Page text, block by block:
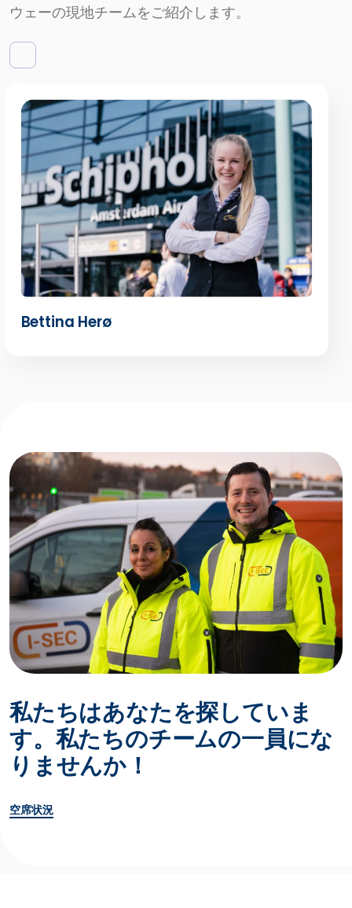
ウェーの現地チームをご紹介します。
Bettina Herø
私たちはあなたを探していま
す。私たちのチームの一員にな
りませんか！
空席状況